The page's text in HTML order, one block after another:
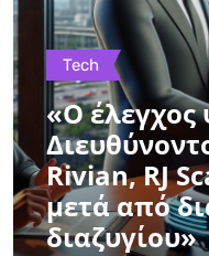
Tech
«Ο
Rivian, RJ
μετά από
διαζυγίου»